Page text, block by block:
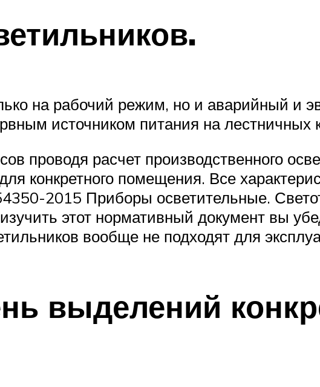
на рабочий режим, но и аварийный и
источником питания на лестничных
проводя расчет производственного
конкретного помещения. Все
2015 Приборы осветительные.
этот нормативный документ вы
вообще не подходят для
выделений